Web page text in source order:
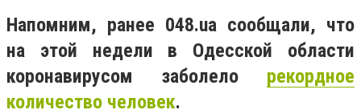
Напомним, ранее 048.ua сообщали, что
на этой недели в Одесской области
коронавирусом заболело рекордное
количество человек.